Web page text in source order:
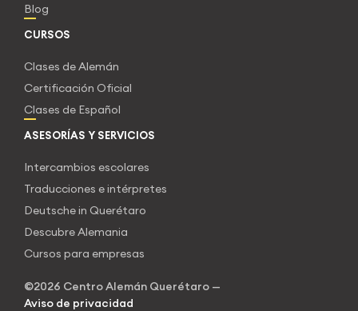
Blog
CURSOS
Clases de Alemán
Certificación Oficial
Clases de Español
ASESORÍAS Y SERVICIOS
Intercambios escolares
Traducciones e intérpretes
Deutsche in Querétaro
Descubre Alemania
Cursos para empresas
©2026 Centro Alemán Querétaro —
Aviso de privacidad